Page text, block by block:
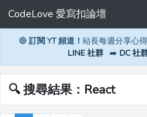
CodeLove 愛寫扣論壇
🔴 訂閱 YT 頻道！ 站長每週分享心
LINE 社群 ➡️ DC 社
🔍 搜尋結果：React